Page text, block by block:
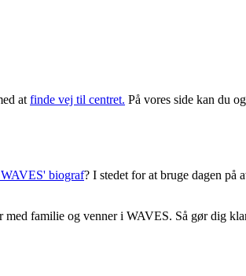
at finde vej til centret. På vores side kan du
biograf? I stedet for at bruge dagen på
familie og venner i WAVES. Så gør dig